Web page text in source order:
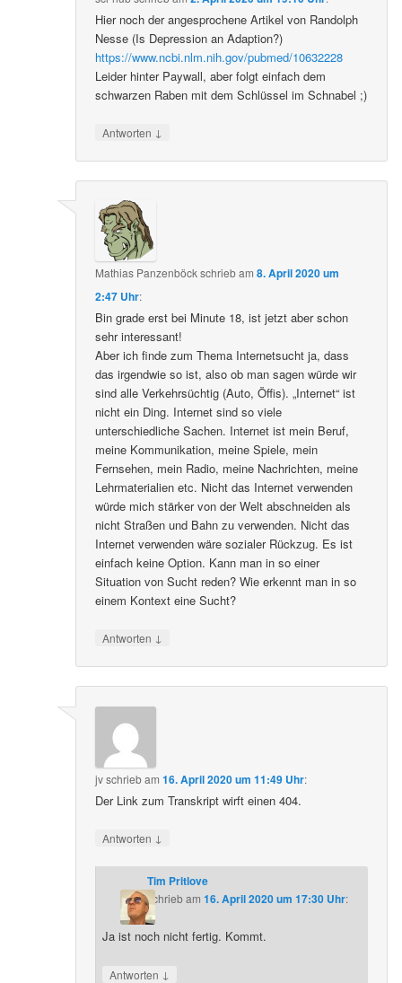
Hier noch der angesprochene Artikel von Randolph
Nesse (Is Depression an Adaption?)
https://www.ncbi.nlm.nih.gov/pubmed/10632228
Leider hinter Paywall, aber folgt einfach dem
schwarzen Raben mit dem Schlüssel im Schnabel ;)
Antworten ↓
Mathias Panzenböckschriebam8. April 2020 um
2:47 Uhr:
Bin grade erst bei Minute 18, ist jetzt aber schon
sehr interessant!
Aber ich finde zum Thema Internetsucht ja, dass
das irgendwie so ist, also ob man sagen würde wir
sind alle Verkehrsüchtig (Auto, Öffis). „Internet“ ist
nicht ein Ding. Internet sind so viele
unterschiedliche Sachen. Internet ist mein Beruf,
meine Kommunikation, meine Spiele, mein
Fernsehen, mein Radio, meine Nachrichten, meine
Lehrmaterialien etc. Nicht das Internet verwenden
würde mich stärker von der Welt abschneiden als
nicht Straßen und Bahn zu verwenden. Nicht das
Internet verwenden wäre sozialer Rückzug. Es ist
einfach keine Option. Kann man in so einer
Situation von Sucht reden? Wie erkennt man in so
einem Kontext eine Sucht?
Antworten ↓
jvschriebam16. April 2020 um 11:49 Uhr:
Der Link zum Transkript wirft einen 404.
Antworten ↓
Tim Pritlove
schriebam 16. April 2020 um 17:30 Uhr:
Ja ist noch nicht fertig. Kommt.
Antworten ↓